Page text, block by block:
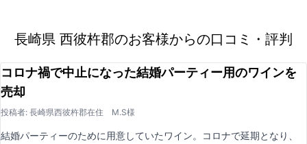
長崎県 西彼杵郡のお客様からの口コミ・評判
コロナ禍で中止になった結婚パーティー用のワインを
売却
投稿者: 長崎県西彼杵郡在住 M.S様
結婚パーティーのために用意していたワイン。コロナで延期となり、